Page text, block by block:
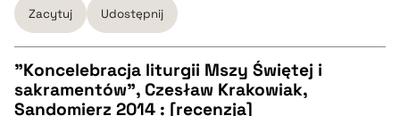
Zacytuj Udostępnij
CZYSTY TEKST
"Koncelebracja liturgii Mszy Świętej i
sakramentów", Czesław Krakowiak,
Sandomierz 2014 : [recenzja]